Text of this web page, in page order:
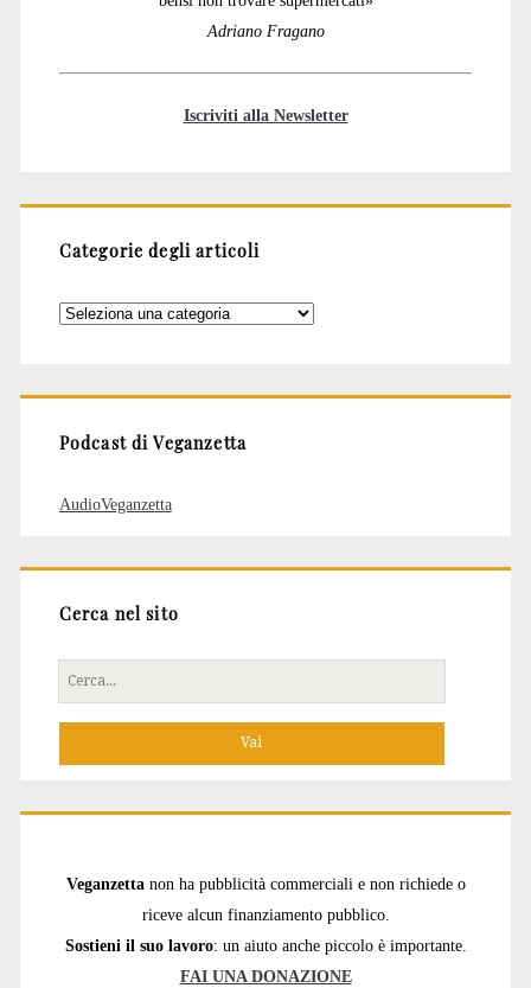
Adriano Fragano
Iscriviti alla Newsletter
Categorie degli articoli
Categorie
Podcast di Veganzetta
AudioVeganzetta
Cerca nel sito
Cerca
per:
Veganzetta non ha pubblicità commerciali e non richiede o
riceve alcun finanziamento pubblico.
Sostieni il suo lavoro: un aiuto anche piccolo è importante.
FAI UNA DONAZIONE